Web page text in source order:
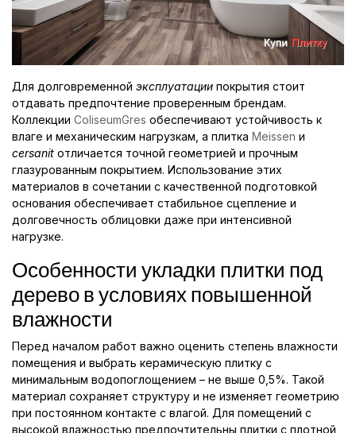
Для долговременной эксплуатации покрытия стоит
отдавать предпочтение проверенным брендам.
Коллекции ColiseumGres обеспечивают устойчивость к
влаге и механическим нагрузкам, а плитка Meissen и
cersanit отличается точной геометрией и прочным
глазурованным покрытием. Использование этих
материалов в сочетании с качественной подготовкой
основания обеспечивает стабильное сцепление и
долговечность облицовки даже при интенсивной
нагрузке.
Особенности укладки плитки под
дерево в условиях повышенной
влажности
Перед началом работ важно оценить степень влажности
помещения и выбрать керамическую плитку с
минимальным водопоглощением – не выше 0,5%. Такой
материал сохраняет структуру и не изменяет геометрию
при постоянном контакте с влагой. Для помещений с
высокой влажностью предпочтительны плитки с плотной